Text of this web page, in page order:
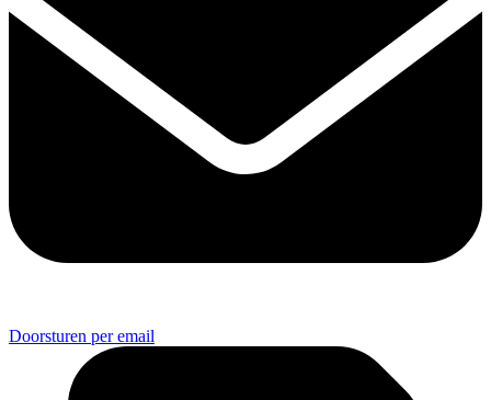
Doorsturen per email